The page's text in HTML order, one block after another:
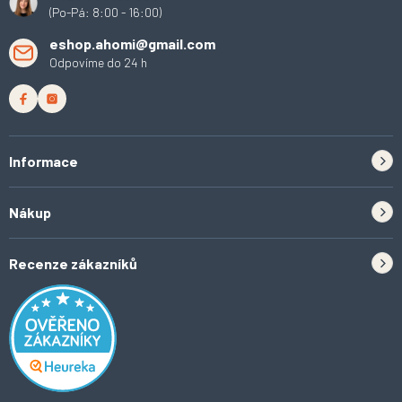
(Po-Pá: 8:00 - 16:00)
eshop.ahomi@gmail.com
Odpovíme do 24 h
Informace
Tipy do kuchyně
Inspirace a trendy
Domácí vychytávky
O Ahomi
Nákup
Odstoupení od smlouvy
Obchodní podmínky
Ochrana osobních údajů
Recenze zákazníků